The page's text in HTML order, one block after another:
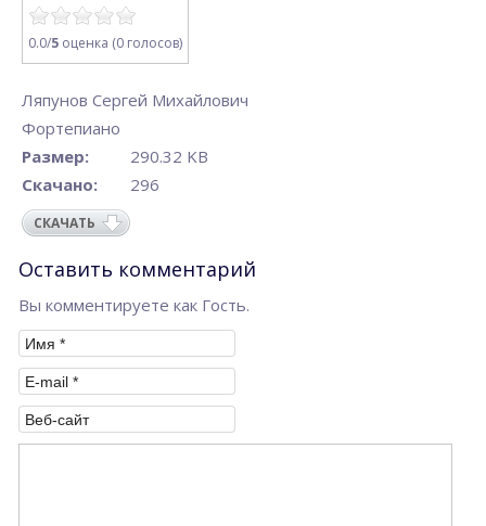
0.0/5 оценка (0 голосов)
Ляпунов Сергей Михайлович
Фортепиано
Размер:
290.32 KB
Скачано:
296
СКАЧАТЬ
Оставить комментарий
Вы комментируете как Гость.